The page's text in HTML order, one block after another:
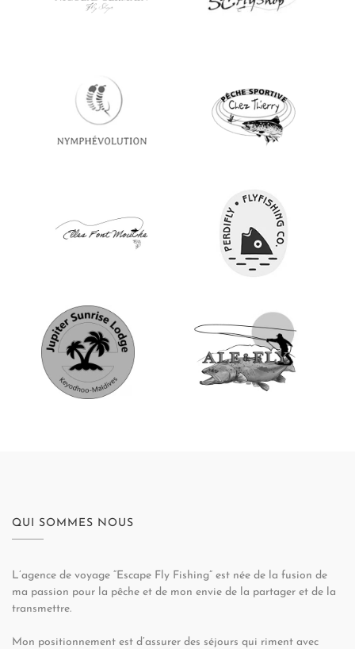
QUI SOMMES NOUS
L’agence de voyage “Escape Fly Fishing” est née de la fusion de
ma passion pour la pêche et de mon envie de la partager et de la
transmettre.
Mon positionnement est d’assurer des séjours qui riment avec